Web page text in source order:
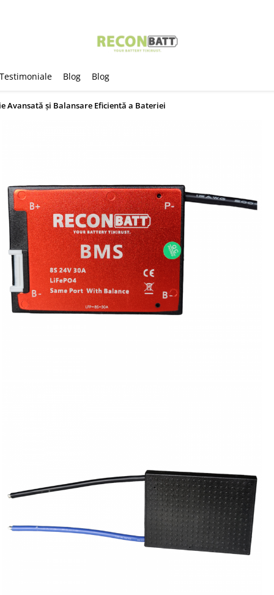
Testimoniale Blog Blog
Avansată și Balansare Eficientă a Bateriei